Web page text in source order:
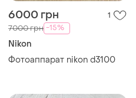
6000 грн 1
7000 грн -15%
Nikon
Фотоаппарат nikon d3100